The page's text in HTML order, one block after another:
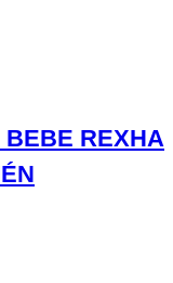
BEBE REXHA